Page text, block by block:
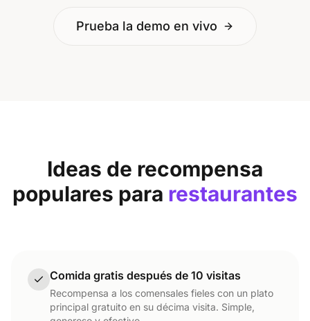
Prueba la demo en vivo
Ideas de recompensa
populares para restaurantes
Comida gratis después de 10 visitas
Recompensa a los comensales fieles con un plato
principal gratuito en su décima visita. Simple,